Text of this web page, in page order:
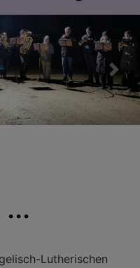
Next
Lutherischen